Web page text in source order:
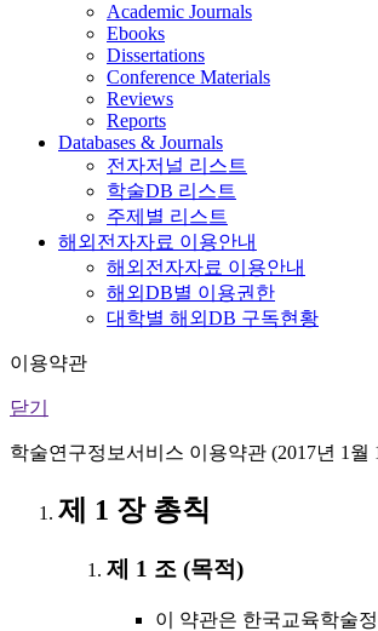
Academic Journals
Ebooks
Dissertations
Conference Materials
Reviews
Reports
Databases & Journals
전자저널 리스트
학술DB 리스트
주제별 리스트
해외전자자료 이용안내
해외전자자료 이용안내
해외DB별 이용권한
대학별 해외DB 구독현황
이용약관
닫기
학술연구정보서비스 이용약관 (2017년 1월
제 1 장 총칙
제 1 조 (목적)
이 약관은 한국교육학술